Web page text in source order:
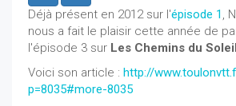
Déjà présent en 2012 sur l'épisode 1,
nous a fait le plaisir cette année de
l'épisode 3 sur Les Chemins du Soleil
Voici son article : http://
p=8035#more-8035